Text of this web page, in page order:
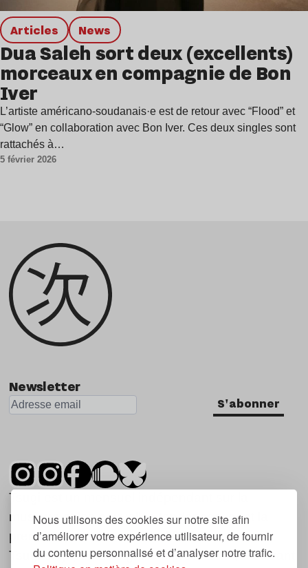
Nous utilisons des cookies sur notre site afin
d’améliorer votre expérience utilisateur, de fournir
du contenu personnalisé et d’analyser notre trafic.
Articles news
Dua Saleh sort deux (excellents)
morceaux en compagnie de Bon
Iver
L’artiste américano-soudanais·e est de retour avec “Flood” et
“Glow” en collaboration avec Bon Iver. Ces deux singles sont
rattachés à…
5 février 2026
Newsletter
S'abonner
Tsugi est un mensuel indépendant sur la
musique et les nouvelles tendances, dont la
première parution date de 2007.
Tsugi en japonais signifie « prochain », « suivant